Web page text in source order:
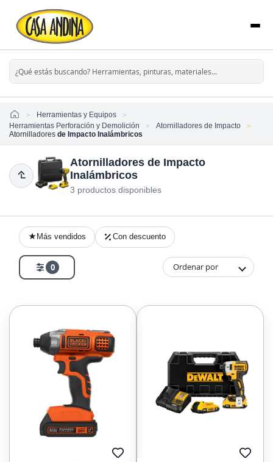
HomeHerramientas y Equipos
Herramientas Perforación y Demolición
Atornilladores de Impacto
Atornilladores de Impacto Inalámbricos
Atornilladores de Impacto
Inalámbricos
3 productos disponibles
Más vendidos Con descuento
0 Ordenar por
AGREGAR